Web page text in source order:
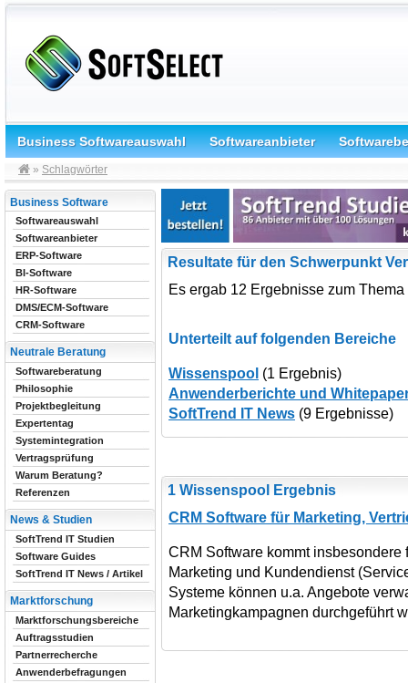
Business Softwareauswahl Softwareanbieter
» Schlagwörter
Resultate für den Schwerpunkt
Es ergab 12 Ergebnisse zum Thema
Unterteilt auf folgenden Bereiche
Wissenspool (1 Ergebnis)
Anwenderberichte und
SoftTrend IT News (9 Ergebnisse)
1 Wissenspool Ergebnis
CRM Software für Marketing,
CRM Software kommt
Marketing und Kundendienst
Systeme können u.a. Angebote
Marketingkampagnen durchgeführt
Business Software
Softwareauswahl
Softwareanbieter
ERP-Software
BI-Software
HR-Software
DMS/ECM-Software
CRM-Software
Neutrale Beratung
Softwareberatung
Philosophie
Projektbegleitung
Expertentag
Systemintegration
Vertragsprüfung
Warum Beratung?
Referenzen
News & Studien
SoftTrend IT Studien
Software Guides
SoftTrend IT News / Artikel
Marktforschung
Marktforschungsbereiche
Auftragsstudien
Partnerrecherche
Anwenderbefragungen